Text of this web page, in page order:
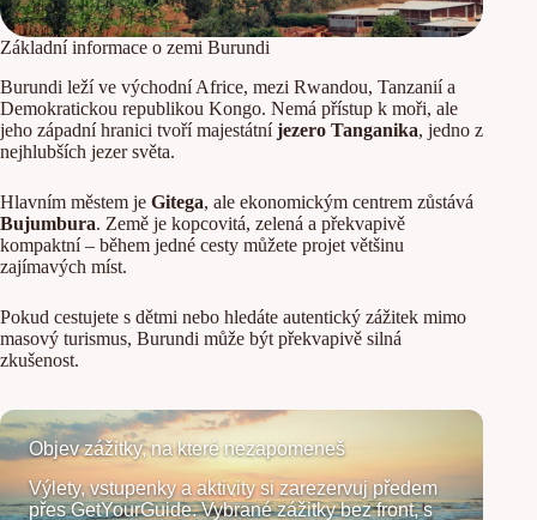
Základní informace o zemi Burundi
Burundi leží ve východní Africe, mezi Rwandou, Tanzanií a
Demokratickou republikou Kongo. Nemá přístup k moři, ale
jeho západní hranici tvoří majestátníjezero Tanganika, jedno z
nejhlubších jezer světa.
Hlavním městem je Gitega, ale ekonomickým centrem zůstává
Bujumbura. Země je kopcovitá, zelená a překvapivě
kompaktní – během jedné cesty můžete projet většinu
zajímavých míst.
Pokud cestujete s dětmi nebo hledáte autentický zážitek mimo
masový turismus, Burundi může být překvapivě silná
zkušenost.
Objev zážitky, na které nezapomeneš
Výlety, vstupenky a aktivity si zarezervuj předem
přes GetYourGuide. Vybrané zážitky bez front, s